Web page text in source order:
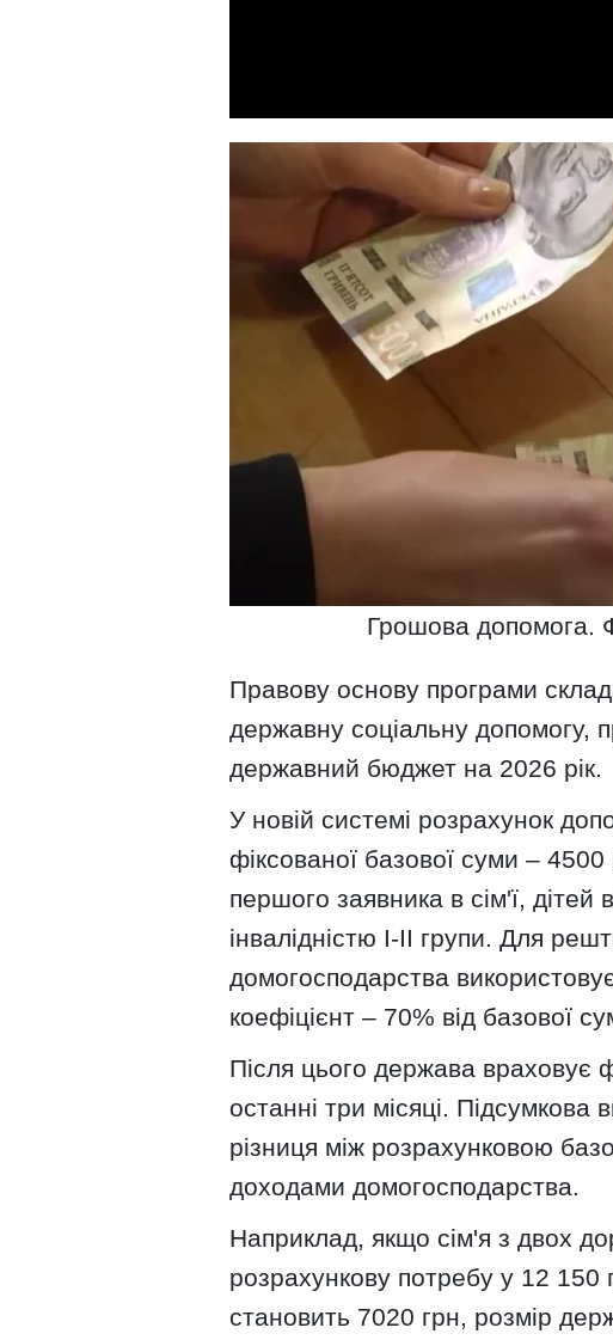
Грошова допомога.
Правову основу програми
державну соціальну допомогу,
державний бюджет на 2026 рік.
У новій системі розрахунок
фіксованої базової суми –
першого заявника в сім'ї, дітей
інвалідністю І-ІІ групи. Для
домогосподарства
коефіцієнт – 70% від базової
Після цього держава враховує
останні три місяці. Підсумкова
різниця між розрахунковою
доходами домогосподарства.
Наприклад, якщо сім'я з двох
розрахункову потребу у 12 150
становить 7020 грн, розмір